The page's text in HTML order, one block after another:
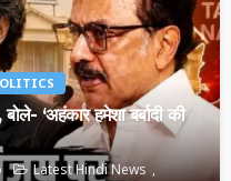
‘अहंकार हमेशा बर्बादी की
Latest Hindi News